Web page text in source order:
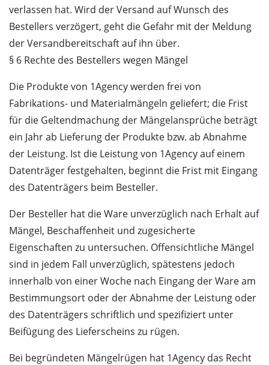
verlassen hat. Wird der Versand auf Wunsch des
Bestellers verzögert, geht die Gefahr mit der Meldung
der Versandbereitschaft auf ihn über.
§ 6 Rechte des Bestellers wegen Mängel
Die Produkte von 1Agency werden frei von
Fabrikations- und Materialmängeln geliefert; die Frist
für die Geltendmachung der Mängelansprüche beträgt
ein Jahr ab Lieferung der Produkte bzw. ab Abnahme
der Leistung. Ist die Leistung von 1Agency auf einem
Datenträger festgehalten, beginnt die Frist mit Eingang
des Datenträgers beim Besteller.
Der Besteller hat die Ware unverzüglich nach Erhalt auf
Mängel, Beschaffenheit und zugesicherte
Eigenschaften zu untersuchen. Offensichtliche Mängel
sind in jedem Fall unverzüglich, spätestens jedoch
innerhalb von einer Woche nach Eingang der Ware am
Bestimmungsort oder der Abnahme der Leistung oder
des Datenträgers schriftlich und spezifiziert unter
Beifügung des Lieferscheins zu rügen.
Bei begründeten Mängelrügen hat 1Agency das Recht